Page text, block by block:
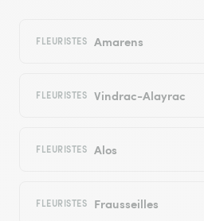
FLEURISTES Amarens
FLEURISTES Vindrac-Alayrac
FLEURISTES Alos
FLEURISTES Frausseilles